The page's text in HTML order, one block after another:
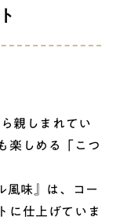
親しまれてい
楽しめる「こつ
風味』は、コー
に仕上げていま